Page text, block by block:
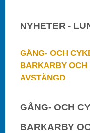
NYHETER -
GÅNG- OCH
BARKARBY OCH
AVSTÄNGD
GÅNG- OCH
BARKARBY